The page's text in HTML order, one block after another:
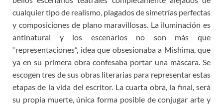
cualquier tipo de realismo, plagados de simetrías perfectas
y composiciones de plano maravillosas. La iluminación es
antinatural y los escenarios no son más que
“representaciones”, idea que obsesionaba a Mishima, que
ya en su primera obra confesaba portar una máscara. Se
escogen tres de sus obras literarias para representar estas
etapas de la vida del escritor. La cuarta obra, la final, será
su propia muerte, única forma posible de conjugar arte y